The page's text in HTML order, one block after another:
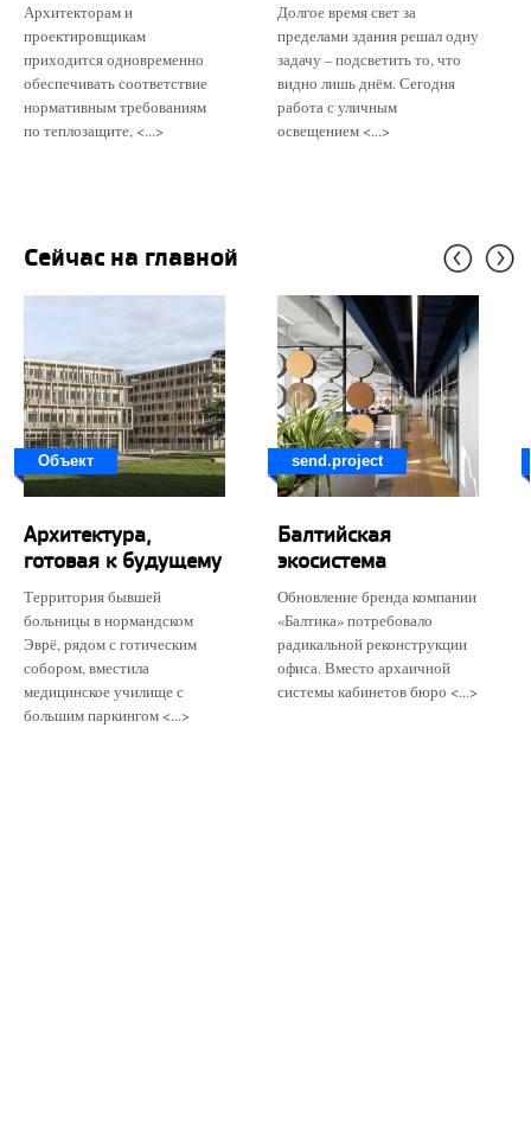
Архитекторам и
проектировщикам
приходится одновременно
обеспечивать соответствие
нормативным требованиям
по теплозащите, <...>
Долгое время свет за
пределами здания решал одну
задачу – подсветить то, что
видно лишь днём. Сегодня
работа с уличным
освещением <...>
Сейчас на главной
Объект
Архитектура,
готовая к будущему
Территория бывшей
больницы в нормандском
Эврё, рядом с готическим
собором, вместила
медицинское училище с
большим паркингом <...>
send.project
Балтийская
экосистема
Обновление бренда компании
«Балтика» потребовало
радикальной реконструкции
офиса. Вместо архаичной
системы кабинетов бюро <...>